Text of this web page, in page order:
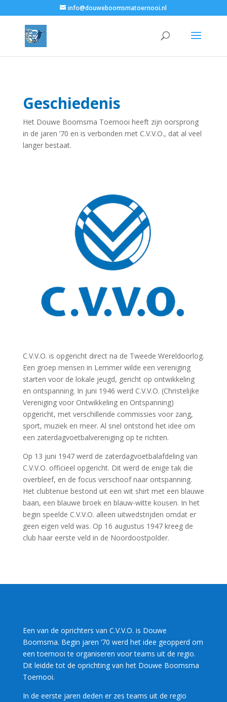
info@douweboomsmatoernooi.nl
Geschiedenis
Het Douwe Boomsma Toernooi heeft zijn oorsprong
in de jaren ’70 en is verbonden met C.V.V.O., dat al veel
langer bestaat.
C.V.V.O. is opgericht direct na de Tweede Wereldoorlog.
Een groep mensen in Lemmer wilde een vereniging
starten voor de lokale jeugd, gericht op ontwikkeling
en ontspanning. In juni 1946 werd C.V.V.O. (Christelijke
Vereniging voor Ontwikkeling en Ontspanning)
opgericht, met verschillende commissies voor zang,
sport, muziek en meer. Al snel ontstond het idee om
een zaterdagvoetbalvereniging op te richten.
Op 13 juni 1947 werd de zaterdagvoetbalafdeling van
C.V.V.O. officieel opgericht. Dit werd de enige tak die
overbleef, en de focus verschoof naar ontspanning.
Het clubtenue bestond uit een wit shirt met een blauwe
baan, een blauwe broek en blauw-witte kousen. In het
begin speelde C.V.V.O. alleen uitwedstrijden omdat er
geen eigen veld was. Op 16 augustus 1947 kreeg de
club haar eerste veld in de Noordoostpolder.
Een van de oprichters van C.V.V.O. is Douwe
Boomsma. Begin jaren ’70 werd het idee geopperd om
een toernooi te organiseren voor teams uit de regio.
Dit leidde tot de oprichting van het Douwe Boomsma
Toernooi.
In de eerste jaren deden er zes teams uit de regio